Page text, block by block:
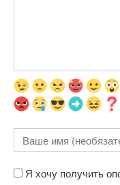
Я хочу получить